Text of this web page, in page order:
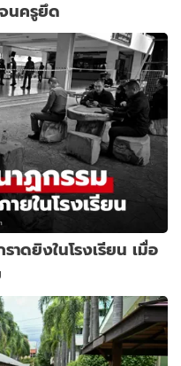
นครูยึด
ดยิงในโรงเรียน เมื่อ